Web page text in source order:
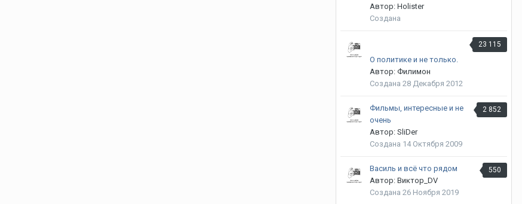
Автор: Holister
Создана
23 115
О политике и не только.
Автор: Филимон
Создана 28 Декабря 2012
2 852
Фильмы, интересные и не
очень
Автор: SliDer
Создана 14 Октября 2009
550
Василь и всё что рядом
Автор: Виктор_DV
Создана 26 Ноября 2019